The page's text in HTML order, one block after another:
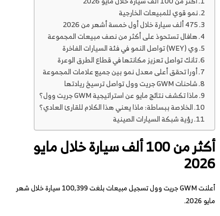
نمو قوي للمبيعات الخارجية
475 ألف سيارة خلال أول خمسة أشهر من 2026
هافال تستحوذ على أكثر من نصف مبيعات المجموعة
وي (WEY) تواصل النمو في فئة السيارات الفاخرة
تانك تواصل تعزيز مكانتها في قطاع الطرق الوعرة
أورا تحقق أعلى معدل نمو بين جميع علامات المجموعة
شاحنات GWM جريت وول تواصل ترسيخ ريادتها
ماذا تكشف نتائج مايو عن استراتيجية GWM جريت وول؟
الخلاصة ببساطة: ماذا يعني هذا الكلام للقارئ العادي؟
رؤية شبكة السيارات الصينية
أكثر من 100 ألف سيارة خلال مايو
2026
أعلنت GWM جريت وول تسجيل مبيعات بلغت 100,399 سيارة خلال شهر
مايو 2026.